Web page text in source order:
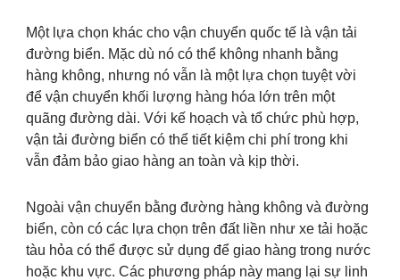
Một lựa chọn khác cho vận chuyển quốc tế là vận tải
đường biển. Mặc dù nó có thể không nhanh bằng
hàng không, nhưng nó vẫn là một lựa chọn tuyệt vời
để vận chuyển khối lượng hàng hóa lớn trên một
quãng đường dài. Với kế hoạch và tổ chức phù hợp,
vận tải đường biển có thể tiết kiệm chi phí trong khi
vẫn đảm bảo giao hàng an toàn và kịp thời.
Ngoài vận chuyển bằng đường hàng không và đường
biển, còn có các lựa chọn trên đất liền như xe tải hoặc
tàu hỏa có thể được sử dụng để giao hàng trong nước
hoặc khu vực. Các phương pháp này mang lại sự linh